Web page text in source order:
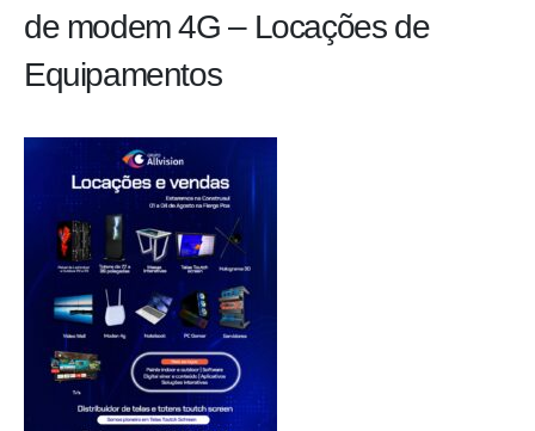
de modem 4G – Locações de
Equipamentos